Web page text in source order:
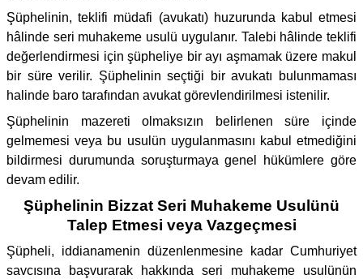
Şüphelinin, teklifi müdafi (avukatı) huzurunda kabul etmesi
hâlinde seri muhakeme usulü uygulanır. Talebi hâlinde teklifi
değerlendirmesi için şüpheliye bir ayı aşmamak üzere makul
bir süre verilir. Şüphelinin seçtiği bir avukatı bulunmaması
halinde baro tarafından avukat görevlendirilmesi istenilir.
Şüphelinin mazereti olmaksızın belirlenen süre içinde
gelmemesi veya bu usulün uygulanmasını kabul etmediğini
bildirmesi durumunda soruşturmaya genel hükümlere göre
devam edilir.
Şüphelinin Bizzat Seri Muhakeme Usulünü
Talep Etmesi veya Vazgeçmesi
Şüpheli, iddianamenin düzenlenmesine kadar Cumhuriyet
savcısına başvurarak hakkında seri muhakeme usulünün